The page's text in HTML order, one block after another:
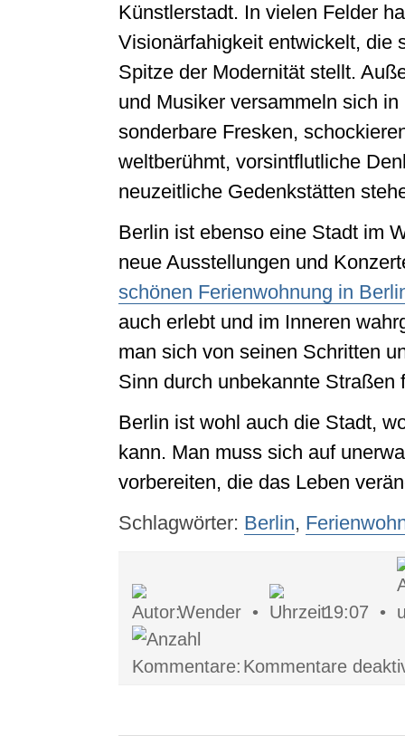
Künstlerstadt. In vielen Felder
Visionärfahigkeit entwickelt, die
Spitze der Modernität stellt.
und Musiker versammeln sich
sonderbare Fresken,
weltberühmt, vorsintflutliche
neuzeitliche Gedenkstätten
Berlin ist ebenso eine Stadt im
neue Ausstellungen und
schönen Ferienwohnung in
auch erlebt und im Inneren
man sich von seinen Schritten
Sinn durch unbekannte Straßen
Berlin ist wohl auch die Stadt,
kann. Man muss sich auf
vorbereiten, die das Leben
Schlagwörter: Berlin,
Wender • 19:07 •
Kommentare